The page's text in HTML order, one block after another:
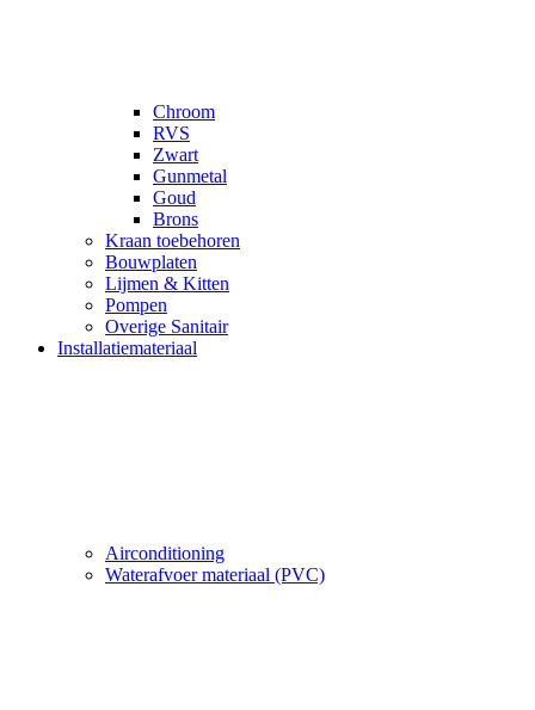
Chroom
RVS
Zwart
Gunmetal
Goud
Brons
Kraan toebehoren
Bouwplaten
Lijmen & Kitten
Pompen
Overige Sanitair
Installatiemateriaal
Airconditioning
Waterafvoer materiaal (PVC)